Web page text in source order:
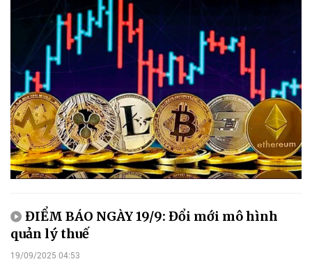
ĐIỂM BÁO NGÀY 19/9: Đổi mới mô hình
quản lý thuế
19/09/2025 04:53